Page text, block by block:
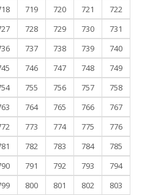
719 720 721
722
728 729 730
731
737 738 739
740
746 747 748
749
755 756 757
758
764 765 766
767
773 774 775
776
782 783 784
785
791 792 793
794
800 801 802
803